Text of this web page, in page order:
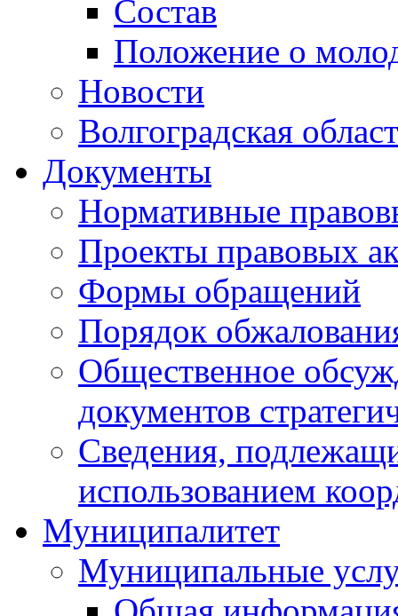
Состав
Положение о
Новости
Волгоградская
Документы
Нормативные
Проекты правовых
Формы обращений
Порядок
Общественное
документов
Сведения,
использованием
Муниципалитет
Муниципальные